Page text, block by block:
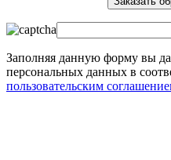
Заполняя данную форму вы
персональных данных в
пользовательским